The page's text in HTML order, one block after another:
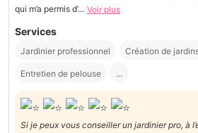
qui m’a permis d’... Voir plus
Services
Jardinier professionnel Création de
Entretien de pelouse ...
Si je peux vous conseiller un jardinier pro, à